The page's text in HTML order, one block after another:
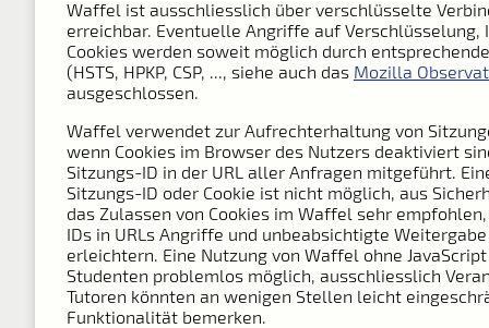
Waffel ist ausschliesslich über verschlüsselte
erreichbar. Eventuelle Angriffe auf Verschlüsselung,
Cookies werden soweit möglich durch
(HSTS, HPKP, CSP, ..., siehe auch das Mozilla
ausgeschlossen.
Waffel verwendet zur Aufrechterhaltung von
wenn Cookies im Browser des Nutzers deaktiviert
Sitzungs-ID in der URL aller Anfragen mitgeführt.
Sitzungs-ID oder Cookie ist nicht möglich, aus
das Zulassen von Cookies im Waffel sehr
IDs in URLs Angriffe und unbeabsichtigte
erleichtern. Eine Nutzung von Waffel ohne
Studenten problemlos möglich, ausschliesslich
Tutoren könnten an wenigen Stellen leicht
Funktionalität bemerken.